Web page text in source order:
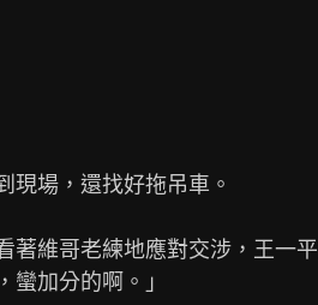
現場，還找好拖吊車。
著維哥老練地應對交涉，王一
蠻加分的啊。」